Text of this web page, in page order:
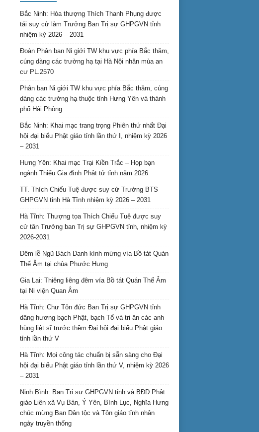
Bắc Ninh: Hòa thượng Thích Thanh Phụng được
tái suy cử làm Trưởng Ban Trị sự GHPGVN tỉnh
nhiệm kỳ 2026 – 2031
Đoàn Phân ban Ni giới TW khu vực phía Bắc thăm,
cúng dàng các trường hạ tại Hà Nội nhân mùa an
cư PL.2570
Phân ban Ni giới TW khu vực phía Bắc thăm, cúng
dàng các trường hạ thuộc tỉnh Hưng Yên và thành
phố Hải Phòng
Bắc Ninh: Khai mạc trang trọng Phiên thứ nhất Đại
hội đại biểu Phật giáo tỉnh lần thứ I, nhiệm kỳ 2026
– 2031
Hưng Yên: Khai mạc Trại Kiền Trắc – Họp bạn
ngành Thiếu Gia đình Phật tử tỉnh năm 2026
TT. Thích Chiếu Tuệ được suy cử Trưởng BTS
GHPGVN tỉnh Hà Tĩnh nhiệm kỳ 2026 – 2031
Hà Tĩnh: Thượng tọa Thích Chiếu Tuệ được suy
cử tân Trưởng ban Trị sự GHPGVN tỉnh, nhiệm kỳ
2026-2031
Đêm lễ Ngũ Bách Danh kính mừng vía Bồ tát Quán
Thế Âm tại chùa Phước Hưng
Gia Lai: Thiêng liêng đêm vía Bồ tát Quán Thế Âm
tại Ni viện Quan Âm
Hà Tĩnh: Chư Tôn đức Ban Trị sự GHPGVN tỉnh
dâng hương bạch Phật, bạch Tổ và tri ân các anh
hùng liệt sĩ trước thềm Đại hội đại biểu Phật giáo
tỉnh lần thứ V
Hà Tĩnh: Mọi công tác chuẩn bị sẵn sàng cho Đại
hội đại biểu Phật giáo tỉnh lần thứ V, nhiệm kỳ 2026
– 2031
Ninh Bình: Ban Trị sự GHPGVN tỉnh và BĐD Phật
giáo Liên xã Vụ Bản, Ý Yên, Bình Lục, Nghĩa Hưng
chúc mừng Ban Dân tộc và Tôn giáo tỉnh nhân
ngày truyền thống